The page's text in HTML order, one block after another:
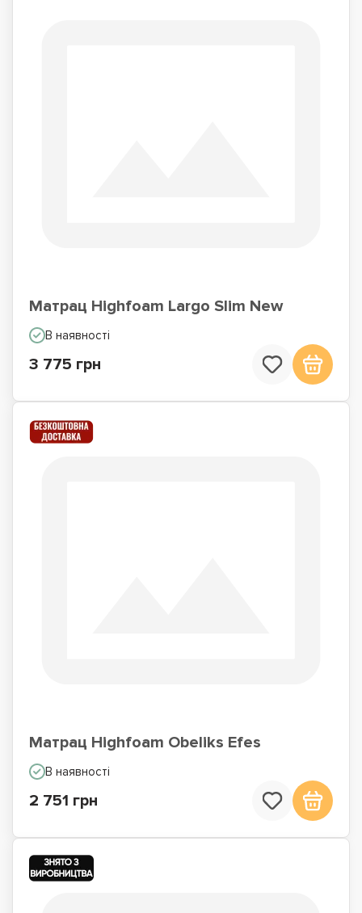
Матрац Highfoam Largo Slim New
В наявності
3 775 грн
Матрац Highfoam Obeliks Efes
В наявності
2 751 грн